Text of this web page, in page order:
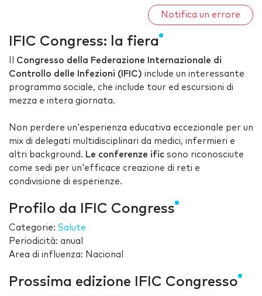
Notifica un errore
IFIC Congress: la fiera
Congresso della Federazione Internazionale di
Controllo delle Infezioni (IFIC) include un interessante
programma sociale, che include tour ed escursioni di
mezza e intera giornata.
Non perdere un'esperienza educativa eccezionale per un
mix di delegati multidisciplinari da medici, infermieri e
altri background. Le conferenze ific sono riconosciute
come sedi per un'efficace creazione di reti e
condivisione di esperienze.
Profilo da IFIC Congress
Categorie: Salute
Periodicità: anual
Area di influenza: Nacional
Prossima edizione IFIC Congresso